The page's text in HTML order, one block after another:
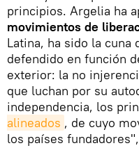
principios. Argelia ha
movimientos de
Latina, ha sido la
defendido en función
exterior: la no
que luchan por su
independencia, los
alineados , de cuyo
los países